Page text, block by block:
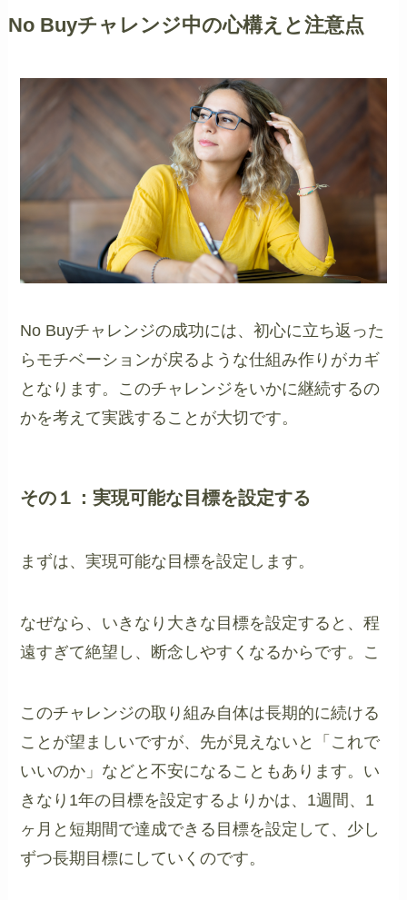
No Buyチャレンジ中の心構えと注意点
No Buyチャレンジの成功には、初心に立ち返った
らモチベーションが戻るような仕組み作りがカギ
となります。このチャレンジをいかに継続するの
かを考えて実践することが大切です。
その１：実現可能な目標を設定する
まずは、実現可能な目標を設定します。
なぜなら、いきなり大きな目標を設定すると、程
遠すぎて絶望し、断念しやすくなるからです。こ
このチャレンジの取り組み自体は長期的に続ける
ことが望ましいですが、先が見えないと「これで
いいのか」などと不安になることもあります。い
きなり1年の目標を設定するよりかは、1週間、1
ヶ月と短期間で達成できる目標を設定して、少し
ずつ長期目標にしていくのです。